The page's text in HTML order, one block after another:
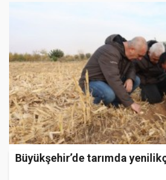
Büyükşehir’de tarımda